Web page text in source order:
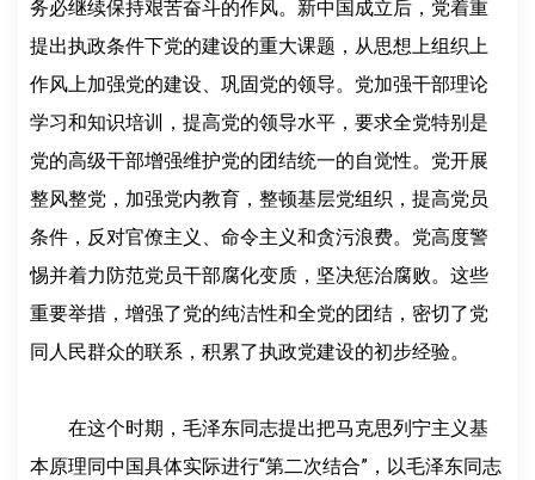
务必继续保持艰苦奋斗的作风。新中国成立后，党着重
提出执政条件下党的建设的重大课题，从思想上组织上
作风上加强党的建设、巩固党的领导。党加强干部理论
学习和知识培训，提高党的领导水平，要求全党特别是
党的高级干部增强维护党的团结统一的自觉性。党开展
整风整党，加强党内教育，整顿基层党组织，提高党员
条件，反对官僚主义、命令主义和贪污浪费。党高度警
惕并着力防范党员干部腐化变质，坚决惩治腐败。这些
重要举措，增强了党的纯洁性和全党的团结，密切了党
同人民群众的联系，积累了执政党建设的初步经验。
在这个时期，毛泽东同志提出把马克思列宁主义基
本原理同中国具体实际进行“第二次结合”，以毛泽东同志